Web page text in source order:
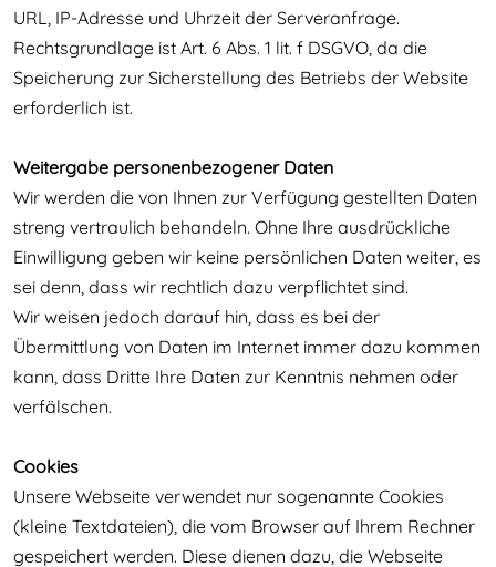
URL, IP-Adresse und Uhrzeit der Serveranfrage.
Rechtsgrundlage ist Art. 6 Abs. 1 lit. f DSGVO, da die
Speicherung zur Sicherstellung des Betriebs der Website
erforderlich ist.
Weitergabe personenbezogener Daten
Wir werden die von Ihnen zur Verfügung gestellten Daten
streng vertraulich behandeln. Ohne Ihre ausdrückliche
Einwilligung geben wir keine persönlichen Daten weiter, es
sei denn, dass wir rechtlich dazu verpflichtet sind.
Wir weisen jedoch darauf hin, dass es bei der
Übermittlung von Daten im Internet immer dazu kommen
kann, dass Dritte Ihre Daten zur Kenntnis nehmen oder
verfälschen.
Cookies
Unsere Webseite verwendet nur sogenannte Cookies
(kleine Textdateien), die vom Browser auf Ihrem Rechner
gespeichert werden. Diese dienen dazu, die Webseite